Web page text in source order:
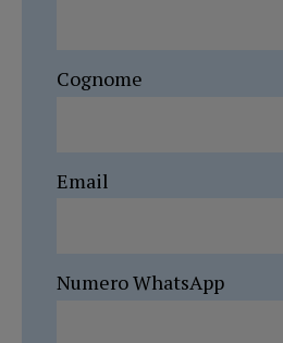
Cognome
Email
Numero WhatsApp